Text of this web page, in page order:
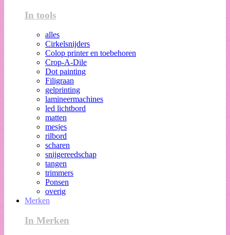
In tools
alles
Cirkelsnijders
Colop printer en toebehoren
Crop-A-Dile
Dot painting
Filigraan
gelprinting
lamineermachines
led lichtbord
matten
mesjes
rilbord
scharen
snijgereedschap
tangen
trimmers
Ponsen
overig
Merken
In Merken